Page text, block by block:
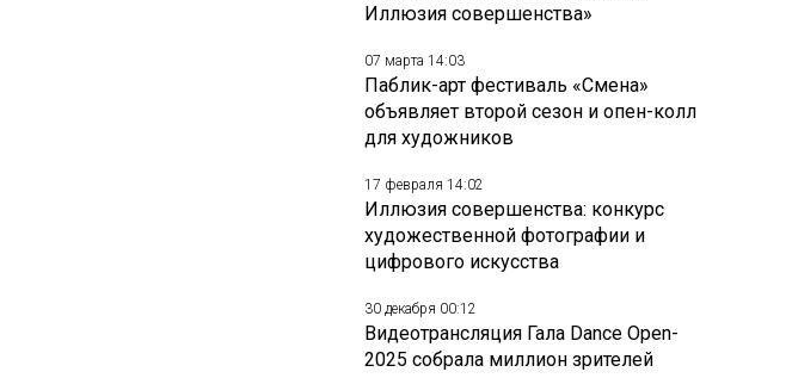
Иллюзия совершенства»
07 марта 14:03
Паблик-арт фестиваль «Смена»
объявляет второй сезон и опен-колл
для художников
17 февраля 14:02
Иллюзия совершенства: конкурс
художественной фотографии и
цифрового искусства
30 декабря 00:12
Видеотрансляция Гала Dance Open-
2025 собрала миллион зрителей